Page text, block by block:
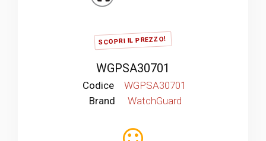
SCOPRI IL PREZZO!
WGPSA30701
Codice
WGPSA30701
Brand
WatchGuard